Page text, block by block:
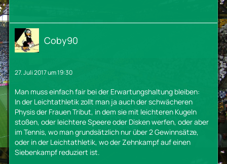
Coby90
27. Juli 2017 um 19:30
Man muss einfach fair bei der Erwartungshaltung bleiben:
In der Leichtathletik zollt man ja auch der schwächeren
Physis der Frauen Tribut, in dem sie mit leichteren Kugeln
stoßen, oder leichtere Speere oder Disken werfen, oder aber
im Tennis, wo man grundsätzlich nur über 2 Gewinnsätze,
oder in der Leichtathletik, wo der Zehnkampf auf einen
Siebenkampf reduziert ist.